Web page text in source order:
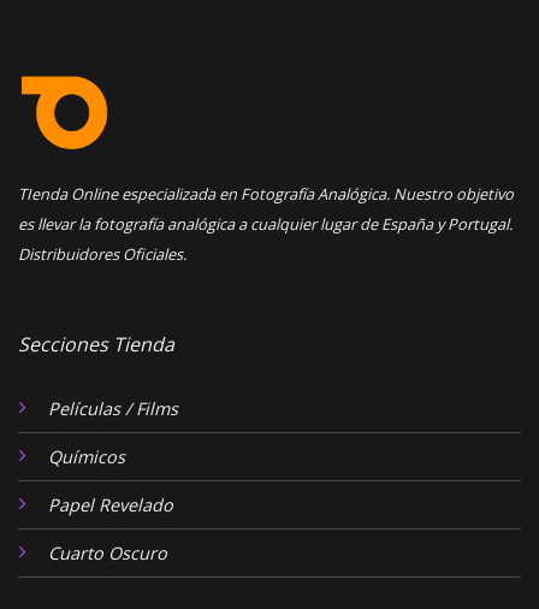
TIenda Online especializada en Fotografía Analógica. Nuestro objetivo
es llevar la fotografía analógica a cualquier lugar de España y Portugal.
Distribuidores Oficiales.
Secciones Tienda
Películas / Films
Químicos
Papel Revelado
Cuarto Oscuro